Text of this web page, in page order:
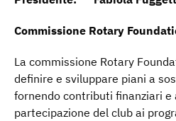
Commissione Rotary
La commissione Rotary
definire e sviluppare piani a
fornendo contributi finanziari e
partecipazione del club ai